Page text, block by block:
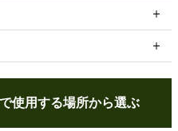
使用する場所から選ぶ